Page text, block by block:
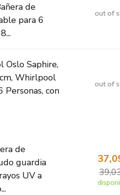
de
para 6
out of
Oslo Saphire,
Whirlpool
Personas, con
out of
de
guardia
UV a